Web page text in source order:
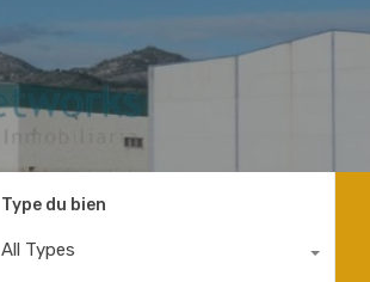
Type du bien
All Types